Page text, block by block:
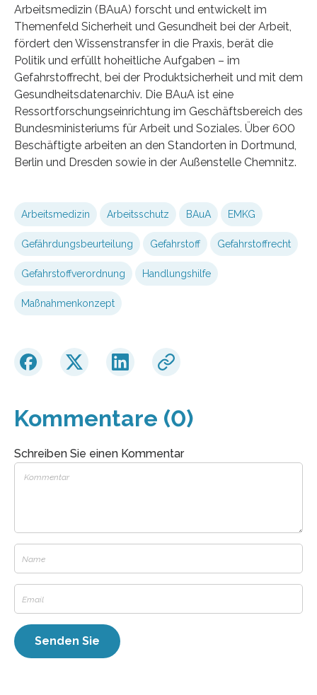
Arbeitsmedizin (BAuA) forscht und entwickelt im
Themenfeld Sicherheit und Gesundheit bei der Arbeit,
fördert den Wissenstransfer in die Praxis, berät die
Politik und erfüllt hoheitliche Aufgaben – im
Gefahrstoffrecht, bei der Produktsicherheit und mit dem
Gesundheitsdatenarchiv. Die BAuA ist eine
Ressortforschungseinrichtung im Geschäftsbereich des
Bundesministeriums für Arbeit und Soziales. Über 600
Beschäftigte arbeiten an den Standorten in Dortmund,
Berlin und Dresden sowie in der Außenstelle Chemnitz.
Arbeitsmedizin Arbeitsschutz BAuA EMKG
Gefährdungsbeurteilung Gefahrstoff Gefahrstoffrecht
Gefahrstoffverordnung Handlungshilfe
Maßnahmenkonzept
Kommentare (0)
Schreiben Sie einen Kommentar